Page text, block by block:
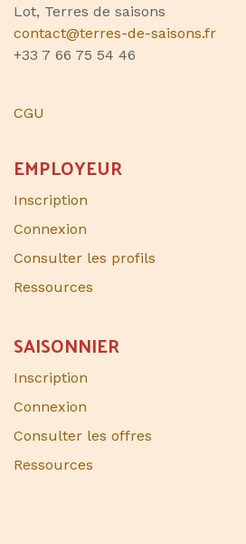
Lot, Terres de saisons
contact@terres-de-saisons.fr
+33 7 66 75 54 46
CGU
EMPLOYEUR
Inscription
Connexion
Consulter les profils
Ressources
SAISONNIER​
Inscription
Connexion
Consulter les offres
Ressources